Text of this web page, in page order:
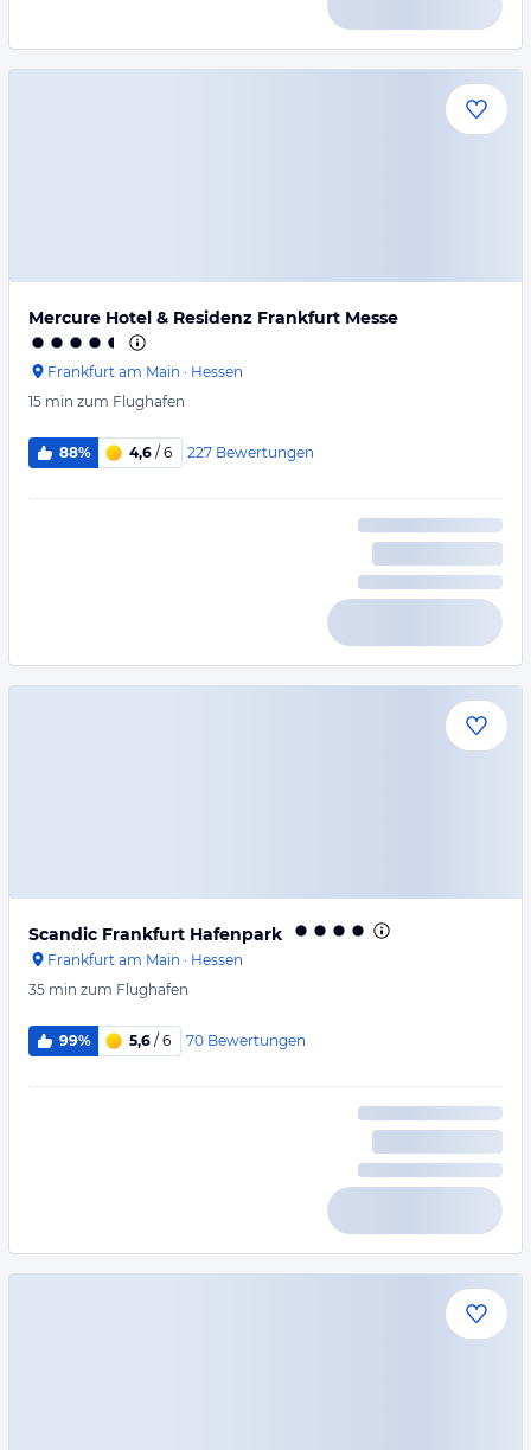
Mercure Hotel & Residenz Frankfurt Messe
Frankfurt am Main · Hessen
15 min zum Flughafen
88% 4,6 / 6 227 Bewertungen
Scandic Frankfurt Hafenpark
Frankfurt am Main · Hessen
35 min zum Flughafen
99% 5,6 / 6 70 Bewertungen